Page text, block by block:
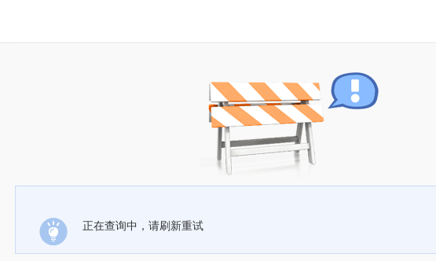
正在查询中，请刷新重试